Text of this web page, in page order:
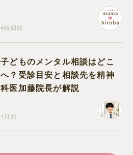
4時間前
子どものメンタル相談はどこ
へ？受診目安と相談先を精神
科医加藤院長が解説
1日前